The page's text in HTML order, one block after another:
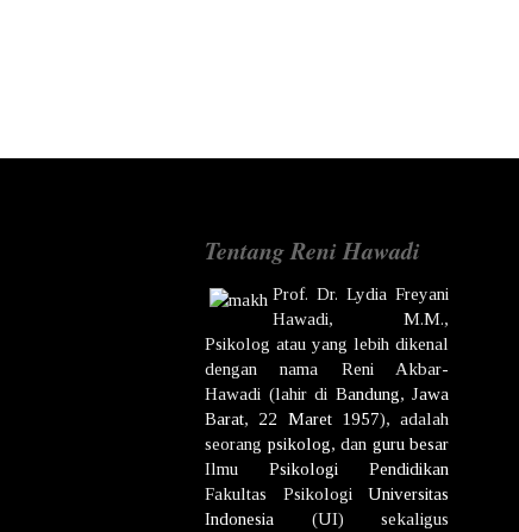
Tentang Reni Hawadi
Prof. Dr. Lydia Freyani
Hawadi, M.M.,
Psikolog atau yang lebih dikenal
dengan nama Reni Akbar-
Hawadi (lahir di Bandung, Jawa
Barat, 22 Maret 1957), adalah
seorang psikolog, dan guru besar
Ilmu Psikologi
Pendidikan
Fakultas Psikologi Universitas
Indonesia (UI) sekaligus